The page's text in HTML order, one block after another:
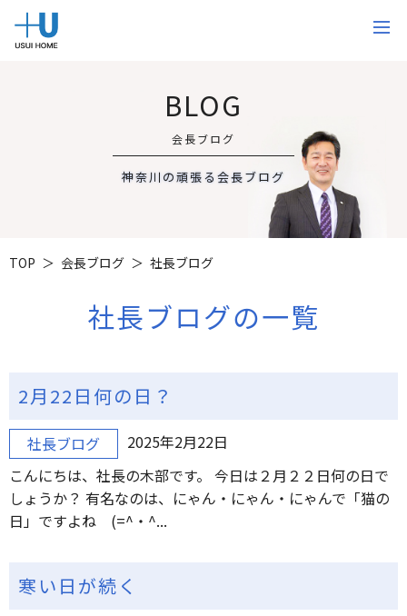
BLOG
会長ブログ
神奈川の頑張る会長ブログ
TOP 会長ブログ 社長ブログ
社長ブログの一覧
2月22日何の日？
社長ブログ
2025年2月22日
こんにちは、社長の木部です。 今日は２月２２日何の日で
しょうか？ 有名なのは、にゃん・にゃん・にゃんで「猫の
日」ですよね (=^・^...
寒い日が続く